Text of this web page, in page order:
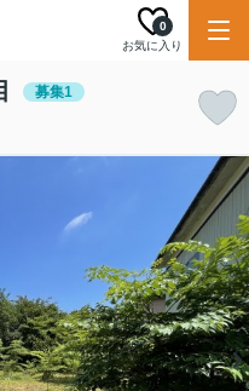
お気に入り
0
募集1